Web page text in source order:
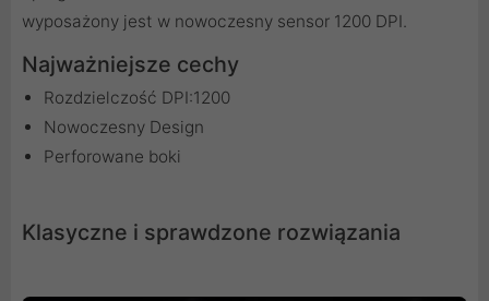
wyposażony jest w nowoczesny sensor 1200 DPI.
Najważniejsze cechy
Rozdzielczość DPI:1200
Nowoczesny Design
Perforowane boki
Klasyczne i sprawdzone rozwiązania